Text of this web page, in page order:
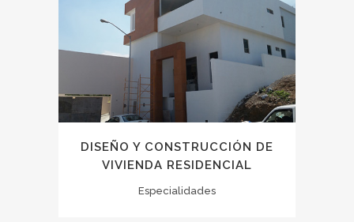
DISEÑO Y CONSTRUCCIÓN DE
VIVIENDA RESIDENCIAL
Especialidades